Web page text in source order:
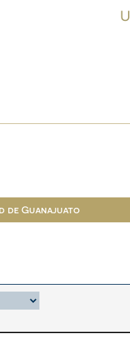
de Guanajuato